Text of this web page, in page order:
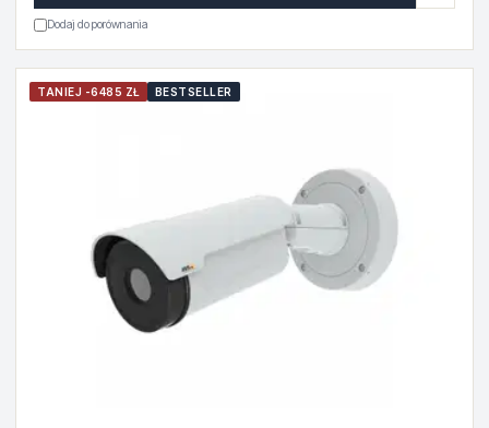
Dodaj do porównania
TANIEJ -6485 ZŁ BESTSELLER